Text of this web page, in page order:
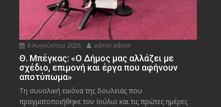
6 Αυγούστου 2026 admin admin
Θ. Μπέγκας: «Ο Δήμος μας αλλάζει με
σχέδιο, επιμονή και έργα που αφήνουν
αποτύπωμα»
Τη συνολική εικόνα της δουλειάς που
πραγματοποιήθηκε τον Ιούλιο και τις πρώτες ημέρες